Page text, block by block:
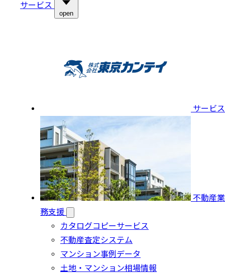
サービス
open
サービス
不動産業
務支援
カタログコピーサービス
不動産査定システム
マンション事例データ
土地・マンション相場情報